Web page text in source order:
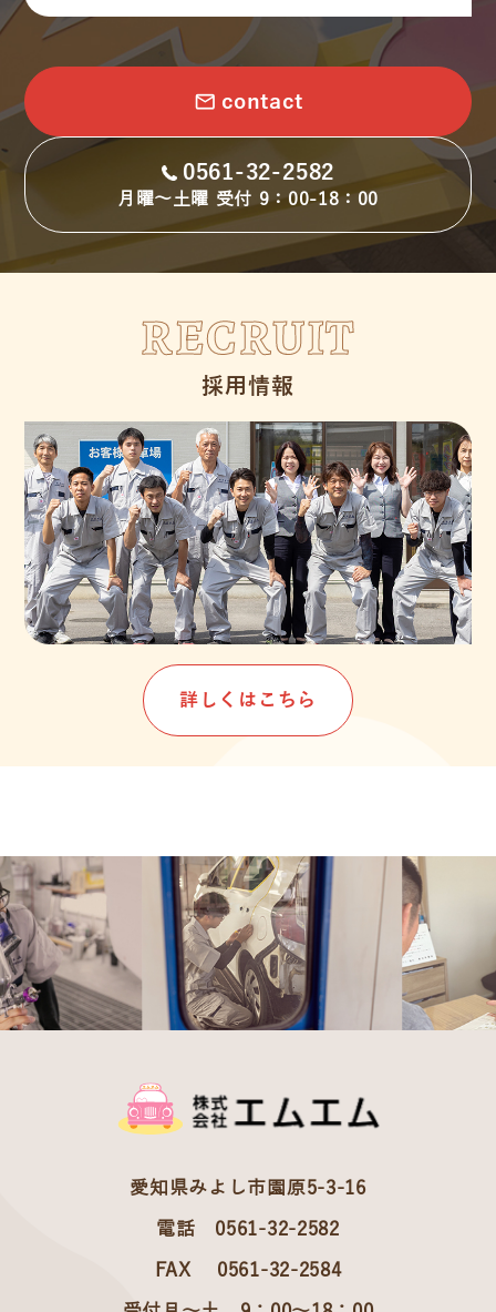
0561-32-2582
月曜～土曜 受付 9：00-18：00
email contact
RECRUIT
採用情報
詳しくはこちら
愛知県みよし市園原5-3-16
電話 0561-32-2582
FAX 0561-32-2584